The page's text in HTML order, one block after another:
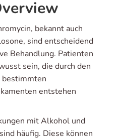
bekannt auch
sind entscheidend
Behandlung. Patienten
sein, die durch den
bestimmten
entstehen
mit Alkohol und
häufig. Diese können